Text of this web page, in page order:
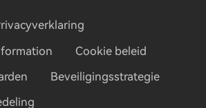
Cookie beleid
Beveiligingsstrategie